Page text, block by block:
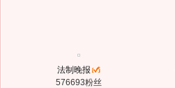
法制晚报
576693粉丝